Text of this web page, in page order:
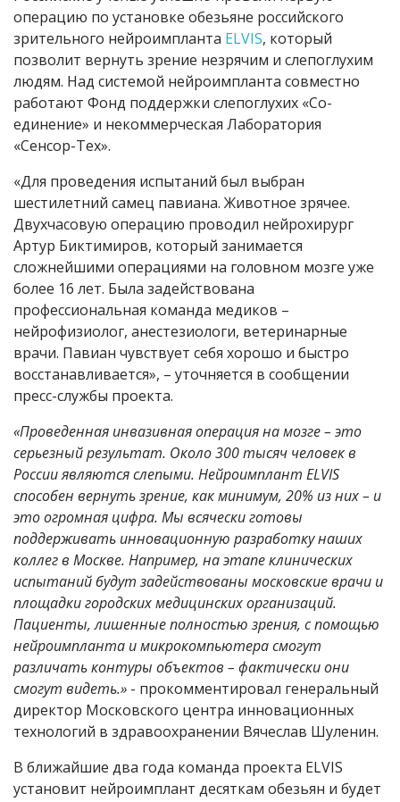
операцию по установке обезьяне российского
зрительного нейроимпланта ELVIS, который
позволит вернуть зрение незрячим и слепоглухим
людям. Над системой нейроимпланта совместно
работают Фонд поддержки слепоглухих «Со-
единение» и некоммерческая Лаборатория
«Сенсор-Тех».
«Для проведения испытаний был выбран
шестилетний самец павиана. Животное зрячее.
Двухчасовую операцию проводил нейрохирург
Артур Биктимиров, который занимается
сложнейшими операциями на головном мозге уже
более 16 лет. Была задействована
профессиональная команда медиков –
нейрофизиолог, анестезиологи, ветеринарные
врачи. Павиан чувствует себя хорошо и быстро
восстанавливается», – уточняется в сообщении
пресс-службы проекта.
«Проведенная инвазивная операция на мозге – это
серьезный результат. Около 300 тысяч человек в
России являются слепыми. Нейроимплант ELVIS
способен вернуть зрение, как минимум, 20% из них – и
это огромная цифра. Мы всячески готовы
поддерживать инновационную разработку наших
коллег в Москве. Например, на этапе клинических
испытаний будут задействованы московские врачи и
площадки городских медицинских организаций.
Пациенты, лишенные полностью зрения, с помощью
нейроимпланта и микрокомпьютера смогут
различать контуры объектов – фактически они
смогут видеть.» - прокомментировал генеральный
директор Московского центра инновационных
технологий в здравоохранении Вячеслав Шуленин.
В ближайшие два года команда проекта ELVIS
установит нейроимплант десяткам обезьян и будет